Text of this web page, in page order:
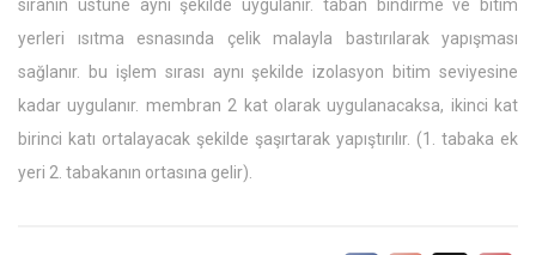
sıranın üstüne aynı şekilde uygulanır. taban bindirme ve bitim
yerleri ısıtma esnasında çelik malayla bastırılarak yapışması
sağlanır. bu işlem sırası aynı şekilde izolasyon bitim seviyesine
kadar uygulanır. membran 2 kat olarak uygulanacaksa, ikinci kat
birinci katı ortalayacak şekilde şaşırtarak yapıştırılır. (1. tabaka ek
yeri 2. tabakanın ortasına gelir).